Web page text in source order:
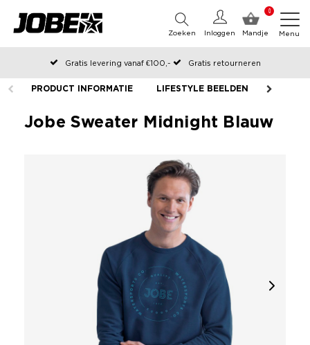
0
Mandje
Inloggen
Zoeken Menu
Gratis levering vanaf €100,-
Gratis retourneren
Officiële Jobe webshop
Op werkdagen voor 12:00 uur besteld, dezelfde dag verzonden
PRODUCT INFORMATIE LIFESTYLE BEELDEN
Jobe Sweater Midnight Blauw